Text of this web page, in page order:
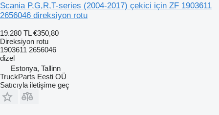
Scania P,G,R,T-series (2004-2017) çekici için ZF 1903611
2656046 direksiyon rotu
19.280 TL €350,80
Direksiyon rotu
1903611 2656046
dizel
Estonya, Tallinn
TruckParts Eesti OÜ
Satıcıyla iletişime geç